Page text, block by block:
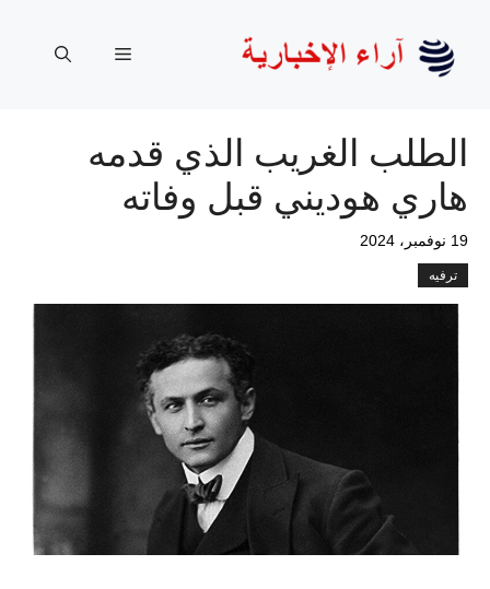
المحتوى
القائمة
الطلب الغريب الذي قدمه
هاري هوديني قبل وفاته
19 نوفمبر، 2024
ترفيه